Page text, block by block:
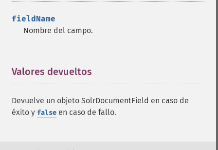
fieldName
Nombre del campo.
Valores devueltos
Devuelve un objeto SolrDocumentField en caso de
éxito y false en caso de fallo.